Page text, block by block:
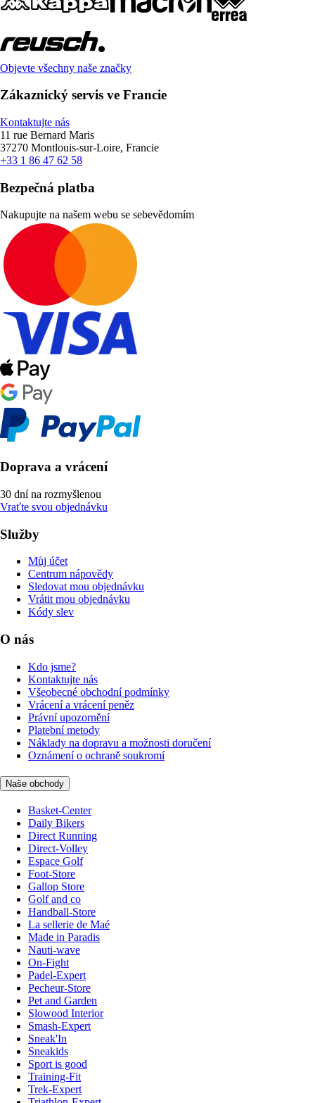
Objevte všechny naše značky
Zákaznický servis ve Francie
Kontaktujte nás
11 rue Bernard Maris
37270 Montlouis-sur-Loire, Francie
+33 1 86 47 62 58
Bezpečná platba
Nakupujte na našem webu se sebevědomím
Doprava a vrácení
30 dní na rozmyšlenou
Vraťte svou objednávku
Služby
Můj účet
Centrum nápovědy
Sledovat mou objednávku
Vrátit mou objednávku
Kódy slev
O nás
Kdo jsme?
Kontaktujte nás
Všeobecné obchodní podmínky
Vrácení a vrácení peněz
Právní upozornění
Platební metody
Náklady na dopravu a možnosti doručení
Oznámení o ochraně soukromí
Naše obchody
Basket-Center
Daily Bikers
Direct Running
Direct-Volley
Espace Golf
Foot-Store
Gallop Store
Golf and co
Handball-Store
La sellerie de Maé
Made in Paradis
Nauti-wave
On-Fight
Padel-Expert
Pecheur-Store
Pet and Garden
Slowood Interior
Smash-Expert
Sneak'In
Sneakids
Sport is good
Training-Fit
Trek-Expert